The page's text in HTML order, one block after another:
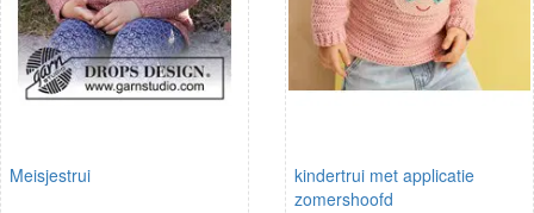
Meisjestrui
kindertrui met applicatie
zomershoofd